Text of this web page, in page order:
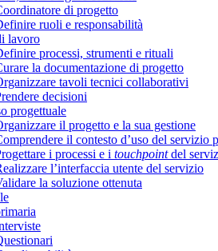
di progetto
ruoli e responsabilità
lavoro
processi, strumenti e rituali
la documentazione di progetto
tavoli tecnici collaborativi
decisioni
progettuale
il progetto e la sua gestione
il contesto d’uso del servizio
i processi e i touchpointdel
l’interfaccia utente del servizio
la soluzione ottenuta